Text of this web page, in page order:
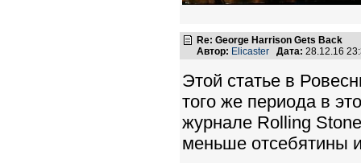
Re: George Harrison Gets Back
Автор: Elicaster Дата: 28.12.16
Этой статье в
того же периода в
журнале Rolling
меньше отсебятины